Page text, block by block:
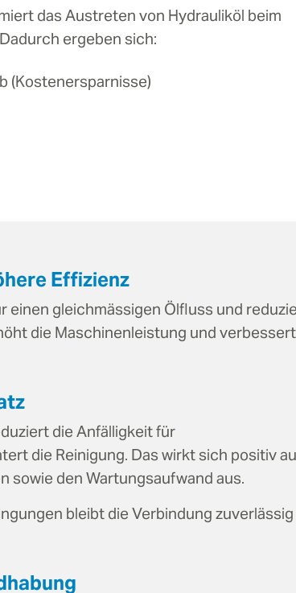
das Austreten von Hydrauliköl beim
ergeben sich:
(Kostenersparnisse)
Effizienz
einen gleichmässigen Ölfluss und
die Maschinenleistung und
die Anfälligkeit für
die Reinigung. Das wirkt sich positiv
sowie den Wartungsaufwand aus.
bleibt die Verbindung